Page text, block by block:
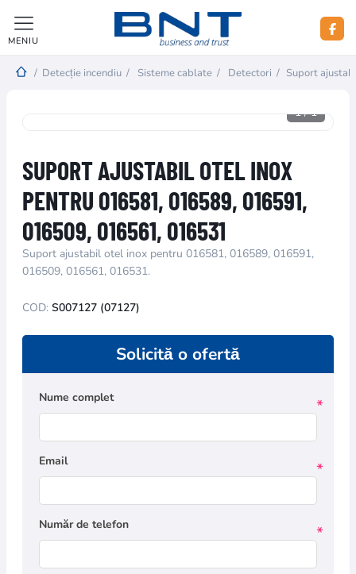
MENIU
/ Detecție incendiu / Sisteme cablate / Detectori / Suport
1/1
SUPORT AJUSTABIL OTEL INOX
PENTRU 016581, 016589, 016591,
016509, 016561, 016531
Suport ajustabil otel inox pentru 016581, 016589, 016591,
016509, 016561, 016531.
COD: S007127 (07127)
Solicită o ofertă
Nume complet *
Email *
Număr de telefon *